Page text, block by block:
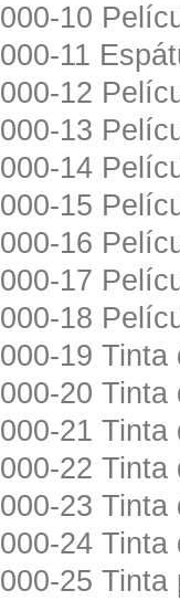
000-10
000-11
000-12
000-13
000-14
000-15
000-16
000-17
000-18
000-19
000-20
000-21
000-22
000-23
000-24
000-25